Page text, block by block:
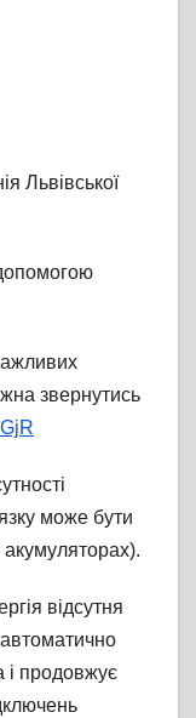
Львівської
звернутись
може бути
відсутня
і продовжує